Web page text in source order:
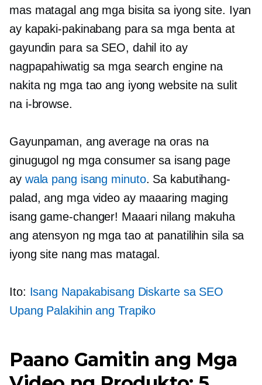
mas matagal ang mga bisita sa iyong site. Iyan
ay kapaki-pakinabang para sa mga benta at
gayundin para sa SEO, dahil ito ay
nagpapahiwatig sa mga search engine na
nakita ng mga tao ang iyong website na sulit
na i-browse.
Gayunpaman, ang average na oras na
ginugugol ng mga consumer sa isang page
ay wala pang isang minuto. Sa kabutihang-
palad, ang mga video ay maaaring maging
isanggame-changer! Maaari nilang makuha
ang atensyon ng mga tao at panatilihin sila sa
iyong site nang mas matagal.
Ito: Isang Napakabisang Diskarte sa SEO
Upang Palakihin ang Trapiko
Paano Gamitin ang Mga